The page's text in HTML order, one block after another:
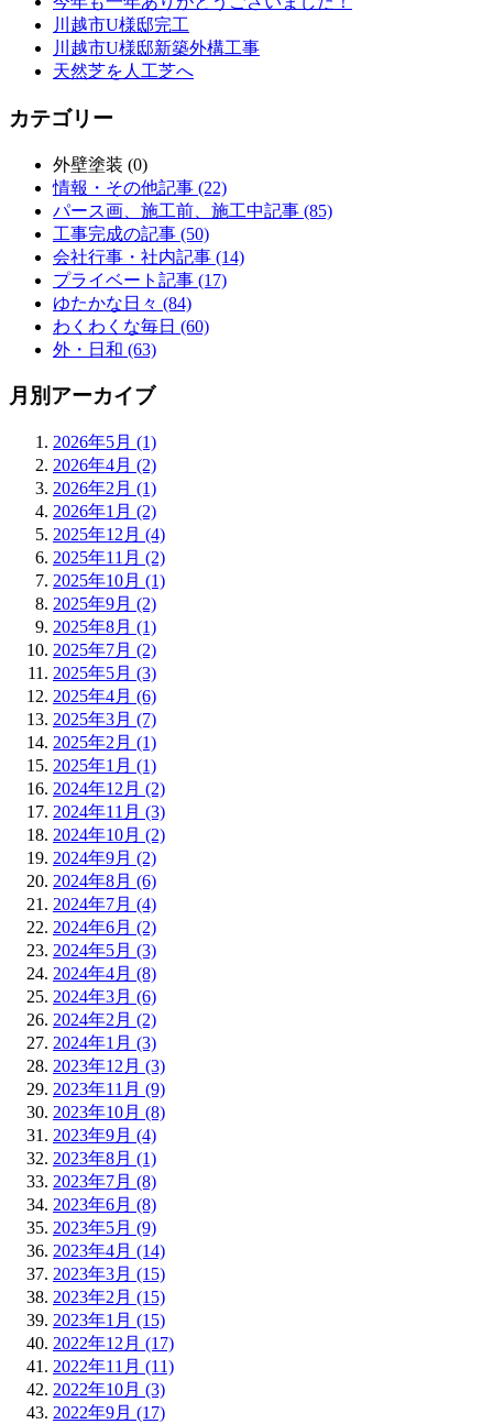
川越市U様邸完工
川越市U様邸新築外構工事
天然芝を人工芝へ
カテゴリー
外壁塗装 (0)
情報・その他記事 (22)
パース画、施工前、施工中記事 (85)
工事完成の記事 (50)
会社行事・社内記事 (14)
プライベート記事 (17)
ゆたかな日々 (84)
わくわくな毎日 (60)
外・日和 (63)
月別アーカイブ
2026年5月 (1)
2026年4月 (2)
2026年2月 (1)
2026年1月 (2)
2025年12月 (4)
2025年11月 (2)
2025年10月 (1)
2025年9月 (2)
2025年8月 (1)
2025年7月 (2)
2025年5月 (3)
2025年4月 (6)
2025年3月 (7)
2025年2月 (1)
2025年1月 (1)
2024年12月 (2)
2024年11月 (3)
2024年10月 (2)
2024年9月 (2)
2024年8月 (6)
2024年7月 (4)
2024年6月 (2)
2024年5月 (3)
2024年4月 (8)
2024年3月 (6)
2024年2月 (2)
2024年1月 (3)
2023年12月 (3)
2023年11月 (9)
2023年10月 (8)
2023年9月 (4)
2023年8月 (1)
2023年7月 (8)
2023年6月 (8)
2023年5月 (9)
2023年4月 (14)
2023年3月 (15)
2023年2月 (15)
2023年1月 (15)
2022年12月 (17)
2022年11月 (11)
2022年10月 (3)
2022年9月 (17)